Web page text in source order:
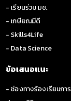
- เรียนร่วม มช.
- เกษียณมีดี
- Skills4Life
- Data Science
ข้อเสนอแนะ
- ช่องทางร้องเรียนกา